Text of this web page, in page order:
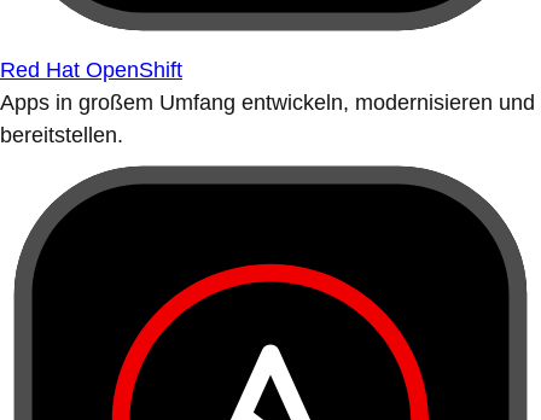
Red Hat OpenShift
Apps in großem Umfang entwickeln, modernisieren und
bereitstellen.